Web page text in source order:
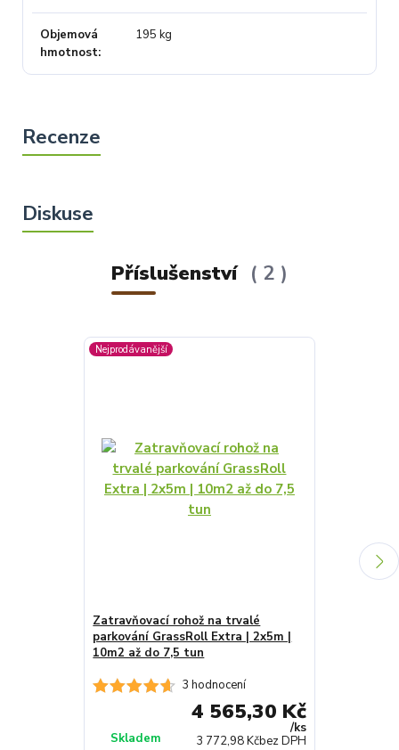
Objemová
hmotnost
195 kg
Příslušenství 2
Nejprodávanější
3 hodnocení
Zatravňovací rohož na trvalé
parkování GrassRoll Extra | 2x5m |
10m2 až do 7,5 tun
4 565,30 Kč
/ks
3 772,98 Kčbez DPH
Skladem